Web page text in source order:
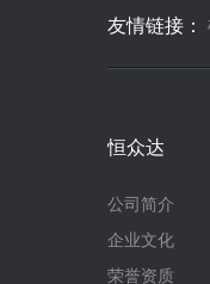
友情链接：
恒众达
公司简介
企业文化
荣誉资质